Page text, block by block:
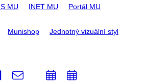
MU INET MU Portál MU
Munishop Jednotný vizuální styl
LinkedIn
e-
PřidatPřidat